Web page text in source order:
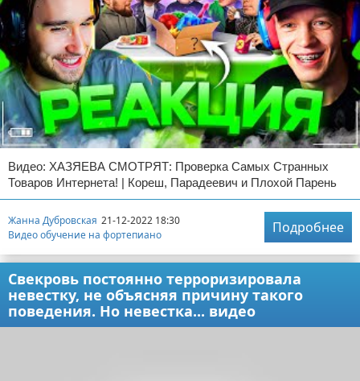
Видео: ХАЗЯЕВА СМОТРЯТ: Проверка Самых Странных
Товаров Интернета! | Кореш, Парадеевич и Плохой Парень
Жанна Дубровская 21-12-2022 18:30
Видео обучение на фортепиано
Подробнее
Свекровь постоянно терроризировала
невестку, не объясняя причину такого
поведения. Но невестка... видео